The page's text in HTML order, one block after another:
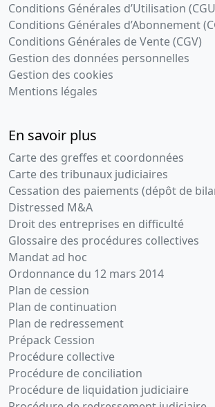
Conditions Générales d’Utilisation
Conditions Générales d’Abonnement
Conditions Générales de Vente (CGV)
Gestion des données personnelles
Gestion des cookies
Mentions légales
En savoir plus
Carte des greffes et coordonnées
Carte des tribunaux judiciaires
Cessation des paiements (dépôt de
Distressed M&A
Droit des entreprises en difficulté
Glossaire des procédures collectives
Mandat ad hoc
Ordonnance du 12 mars 2014
Plan de cession
Plan de continuation
Plan de redressement
Prépack Cession
Procédure collective
Procédure de conciliation
Procédure de liquidation judiciaire